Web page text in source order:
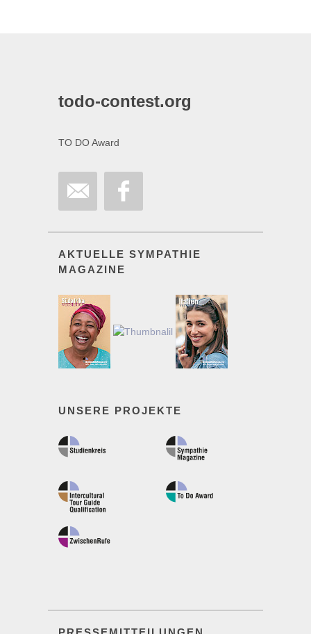
todo-contest.org
TO DO Award
AKTUELLE SYMPATHIE
MAGAZINE
UNSERE PROJEKTE